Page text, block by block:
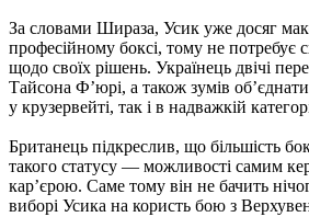
За словами Шираза, Усик уже досяг
професійному боксі, тому не потребує
щодо своїх рішень. Українець двічі
Тайсона Ф’юрі, а також зумів
у крузервейті, так і в надважкій
Британець підкреслив, що більшість
такого статусу — можливості самим
кар’єрою. Саме тому він не бачить
виборі Усика на користь бою з